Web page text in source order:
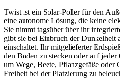
Twist ist ein Solar-Poller für den
eine autonome Lösung, die keine
Sie nimmt tagsüber über ihr
gibt sie bei Einbruch der Dunkelheit
einschaltet. Ihr mitgelieferter
den Boden zu stecken oder auf jeder
um Wege, Beete, Pflanzgefäße oder
Freiheit bei der Platzierung zu